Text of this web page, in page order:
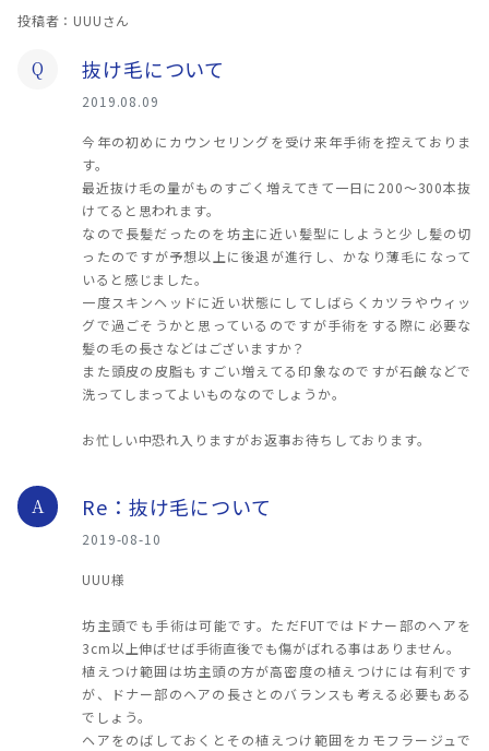
投稿者：UUUさん
Q 抜け毛について
2019.08.09
今年の初めにカウンセリングを受け来年手術を控えておりま
す。
最近抜け毛の量がものすごく増えてきて一日に200～300本抜
けてると思われます。
なので長髪だったのを坊主に近い髪型にしようと少し髪の切
ったのですが予想以上に後退が進行し、かなり薄毛になって
いると感じました。
一度スキンヘッドに近い状態にしてしばらくカツラやウィッ
グで過ごそうかと思っているのですが手術をする際に必要な
髪の毛の長さなどはございますか？
また頭皮の皮脂もすごい増えてる印象なのですが石鹸などで
洗ってしまってよいものなのでしょうか。
お忙しい中恐れ入りますがお返事お待ちしております。
A Re：抜け毛について
2019-08-10
UUU様
坊主頭でも手術は可能です。ただFUTではドナー部のヘアを
3cm以上伸ばせば手術直後でも傷がばれる事はありません。
植えつけ範囲は坊主頭の方が高密度の植えつけには有利です
が、ドナー部のヘアの長さとのバランスも考える必要もある
でしょう。
ヘアをのばしておくとその植えつけ範囲をカモフラージュで